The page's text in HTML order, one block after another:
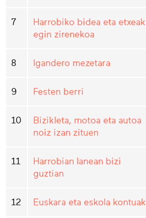
7
Harrobiko bidea eta etxeak
egin zirenekoa
8 Igandero mezetara
9 Festen berri
10
Bizikleta, motoa eta autoa
noiz izan zituen
11
Harrobian lanean bizi
guztian
12 Euskara eta eskola kontuak